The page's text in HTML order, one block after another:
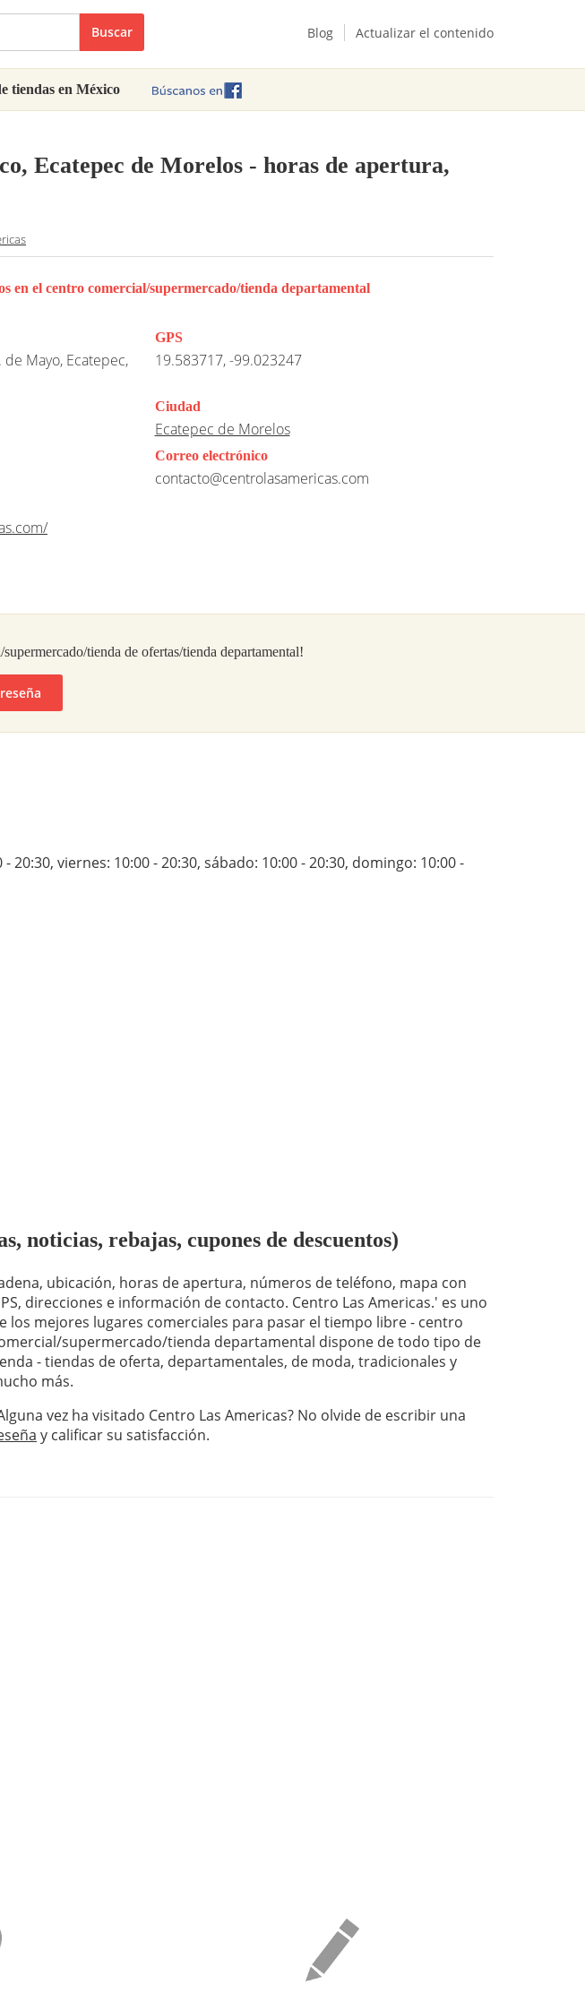
Buscar Blog Actualizar el contenido
tiendas en México
Ecatepec de Morelos - horas de apertura,
en el centro comercial/supermercado/tienda departamental
Mayo, Ecatepec,
GPS
19.583717, -99.023247
Ciudad
Ecatepec de Morelos
Correo electrónico
contacto@centrolasamericas.com
tienda de ofertas/tienda departamental!
- 20:30, viernes: 10:00 - 20:30, sábado: 10:00 - 20:30, domingo: 10:00 -
noticias, rebajas, cupones de descuentos)
ubicación, horas de apertura, números de teléfono, mapa con
direcciones e información de contacto. Centro Las Americas.' es uno
los mejores lugares comerciales para pasar el tiempo libre - centro
supermercado/tienda departamental dispone de todo tipo de
- tiendas de oferta, departamentales, de moda, tradicionales y
más.
vez ha visitado Centro Las Americas? No olvide de escribir una
y calificar su satisfacción.